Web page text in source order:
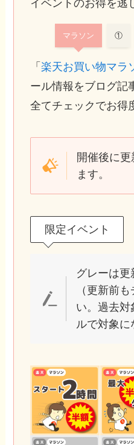
イベントのお得を逃
マラソン ①
「楽天お買い物マラ
ール情報をブログ記
全てチェックでお得
開催後に更
ます。
限定イベント
グレーは更
（更新前
い。過去対
ルで対象に